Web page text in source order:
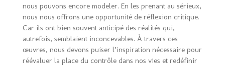
nous pouvons encore modeler. En les prenant au sérieux,
nous nous offrons une opportunité de réflexion critique.
Car ils ont bien souvent anticipé des réalités qui,
autrefois, semblaient inconcevables. À travers ces
œuvres, nous devons puiser l’inspiration nécessaire pour
réévaluer la place du contrôle dans nos vies et redéfinir